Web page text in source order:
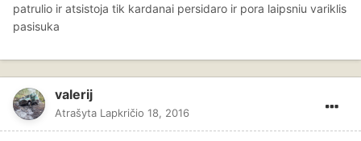
patrulio ir atsistoja tik kardanai persidaro ir pora laipsniu variklis
pasisuka
valerij
Atrašyta Lapkričio 18, 2016